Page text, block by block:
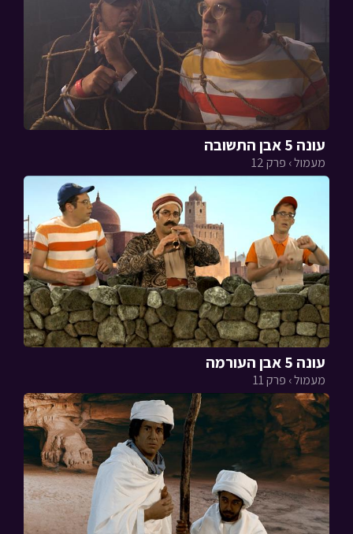
עונה 5 אבן התשובה
מעמול › פרק 12
עונה 5 אבן העורמה
מעמול › פרק 11